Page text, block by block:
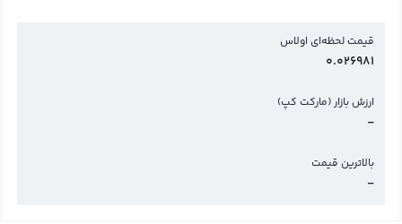
قیمت لحظه‌ای اولاس
0.026981
ارزش بازار (مارکت کپ)
-
بالاترین قیمت
-